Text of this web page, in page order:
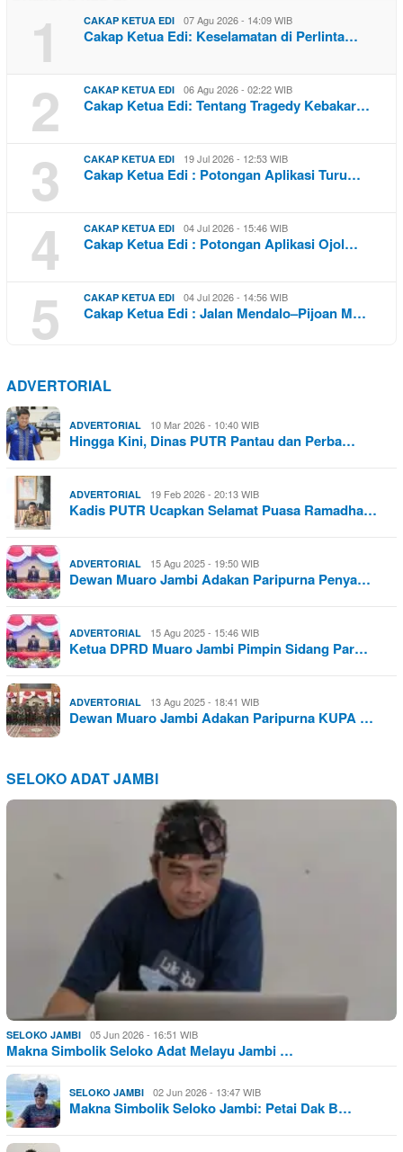
1 CAKAP KETUA EDI 07 Agu 2026 - 14:09 WIB
Cakap Ketua Edi: Keselamatan di Perlinta…
2 CAKAP KETUA EDI 06 Agu 2026 - 02:22 WIB
Cakap Ketua Edi: Tentang Tragedy Kebakar…
3 CAKAP KETUA EDI 19 Jul 2026 - 12:53 WIB
Cakap Ketua Edi : Potongan Aplikasi Turu…
4 CAKAP KETUA EDI 04 Jul 2026 - 15:46 WIB
Cakap Ketua Edi : Potongan Aplikasi Ojol…
5 CAKAP KETUA EDI 04 Jul 2026 - 14:56 WIB
Cakap Ketua Edi : Jalan Mendalo–Pijoan M…
ADVERTORIAL
ADVERTORIAL 10 Mar 2026 - 10:40 WIB
Hingga Kini, Dinas PUTR Pantau dan Perba…
ADVERTORIAL 19 Feb 2026 - 20:13 WIB
Kadis PUTR Ucapkan Selamat Puasa Ramadha…
ADVERTORIAL 15 Agu 2025 - 19:50 WIB
Dewan Muaro Jambi Adakan Paripurna Penya…
ADVERTORIAL 15 Agu 2025 - 15:46 WIB
Ketua DPRD Muaro Jambi Pimpin Sidang Par…
ADVERTORIAL 13 Agu 2025 - 18:41 WIB
Dewan Muaro Jambi Adakan Paripurna KUPA …
SELOKO ADAT JAMBI
SELOKO JAMBI 05 Jun 2026 - 16:51 WIB
Makna Simbolik Seloko Adat Melayu Jambi …
SELOKO JAMBI 02 Jun 2026 - 13:47 WIB
Makna Simbolik Seloko Jambi: Petai Dak B…